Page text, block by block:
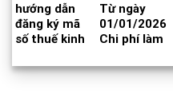
hướng dẫn
đăng ký mã
số thuế kinh
đuôi 888
Từ ngày
01/01/2026
Chi phí làm
sẽ tăng cao